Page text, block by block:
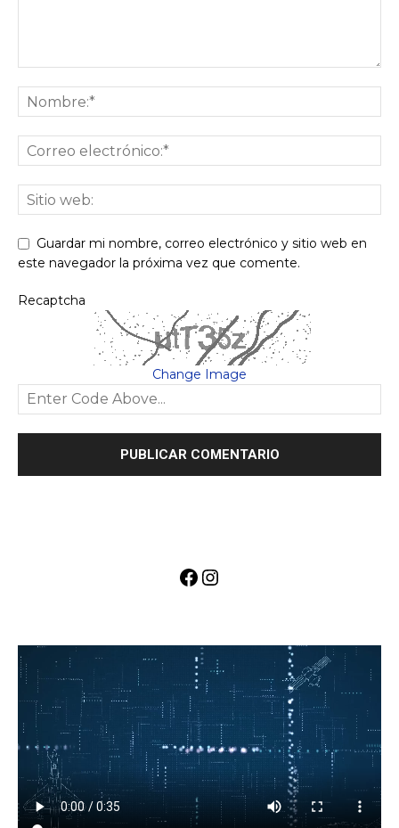
Guardar mi nombre, correo electrónico y sitio web en
este navegador la próxima vez que comente.
Recaptcha
Change Image
Facebook
Instagram